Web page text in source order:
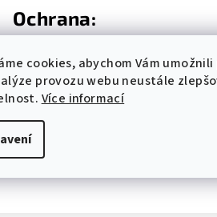
cookies, abychom Vám
provozu webu neustále
Více informací
Ochrana:
Vyjímatelné chrániče Warrior
Možnost doplnění
Certifikace:
CE certifikace dle nařízení